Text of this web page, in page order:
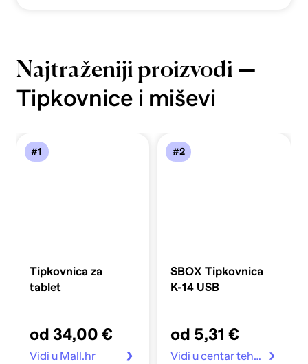
Najtraženiji proizvodi —
Tipkovnice i miševi
#1
Tipkovnica za
tablet
od 34,00 €
Vidi u Mall.hr
#2
SBOX Tipkovnica
K-14 USB
od 5,31 €
Vidi u centar tehnike